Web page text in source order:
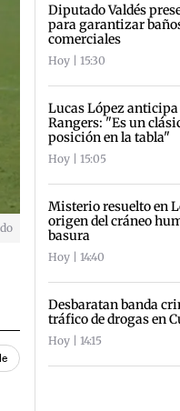
Diputado Valdés
para garantizar
comerciales
Hoy | 15:30
Lucas López anticipa
Rangers: "Es un
posición en la tabla"
Hoy | 15:05
Misterio resuelto en
origen del cráneo
basura
Hoy | 14:40
Desbaratan banda
tráfico de drogas en
Hoy | 14:15